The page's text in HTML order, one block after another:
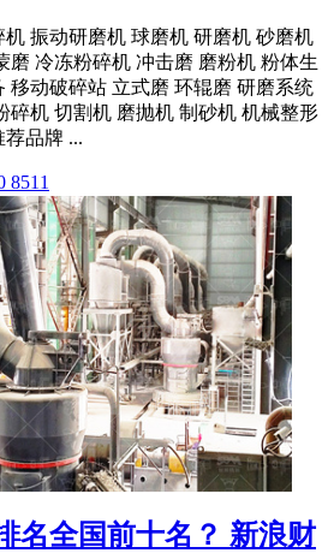
振动研磨机 球磨机 研磨机 砂磨机
磨 冷冻粉碎机 冲击磨 磨粉机 粉体生
移动破碎站 立式磨 环辊磨 研磨系统
碎机 切割机 磨抛机 制砂机 机械整形
品牌 ...
8511
名全国前十名？ 新浪财